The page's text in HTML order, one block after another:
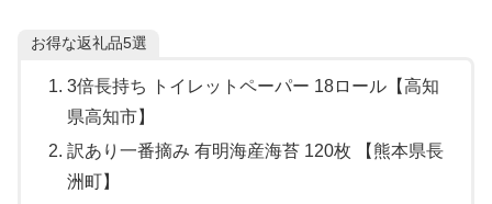
お得な返礼品5選
3倍長持ち トイレットペーパー 18ロール【高知
県高知市】
訳あり一番摘み 有明海産海苔 120枚 【熊本県長
洲町】